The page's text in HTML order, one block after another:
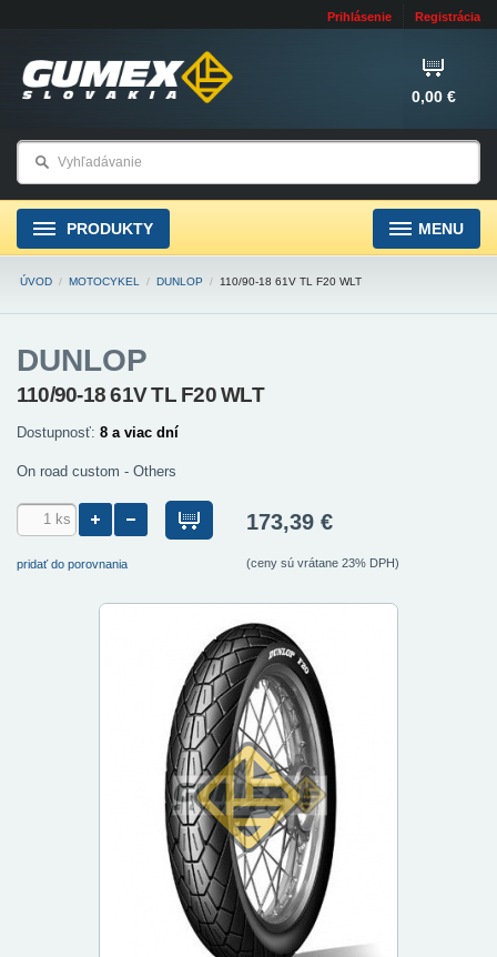
Prihlásenie Registrácia
0,00 €
PRODUKTY MENU
ÚVOD / MOTOCYKEL / DUNLOP / 110/90-18 61V TL F20 WLT
DUNLOP
110/90-18 61V TL F20 WLT
Dostupnosť: 8 a viac dní
On road custom - Others
pridať do porovnania
173,39 €
(ceny sú vrátane 23% DPH)